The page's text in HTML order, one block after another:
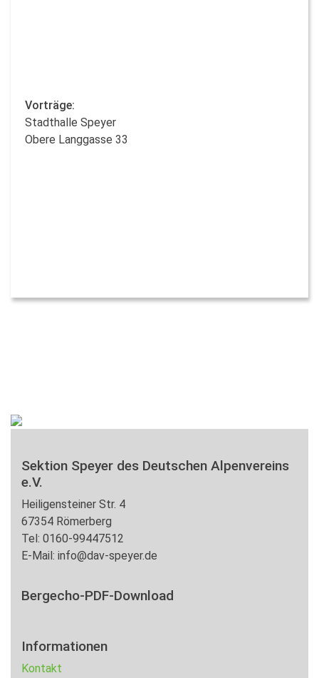
Vorträge:
Stadthalle Speyer
Obere Langgasse 33
Sektion Speyer des Deutschen Alpenvereins
e.V.
Heiligensteiner Str. 4
67354 Römerberg
Tel: 0160-99447512
E-Mail: info@dav-speyer.de
Bergecho-PDF-Download
Informationen
Kontakt